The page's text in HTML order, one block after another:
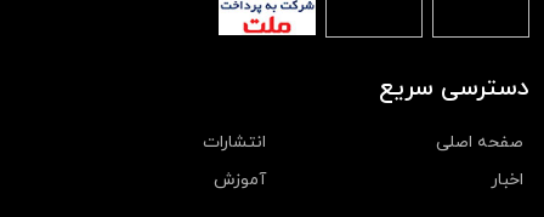
دسترسی سریع
صفحه اصلی
انتشارات
اخبار
آموزش